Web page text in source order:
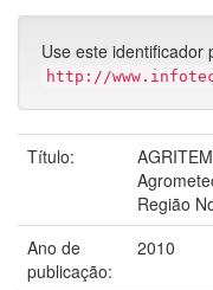
Use este identificador
http://
Título:
Região
Ano de
publicação:
2010